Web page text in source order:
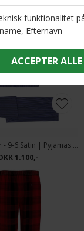
Ambassador - 9-6 Satin | Pyjamas Blå Strib
1.100,-